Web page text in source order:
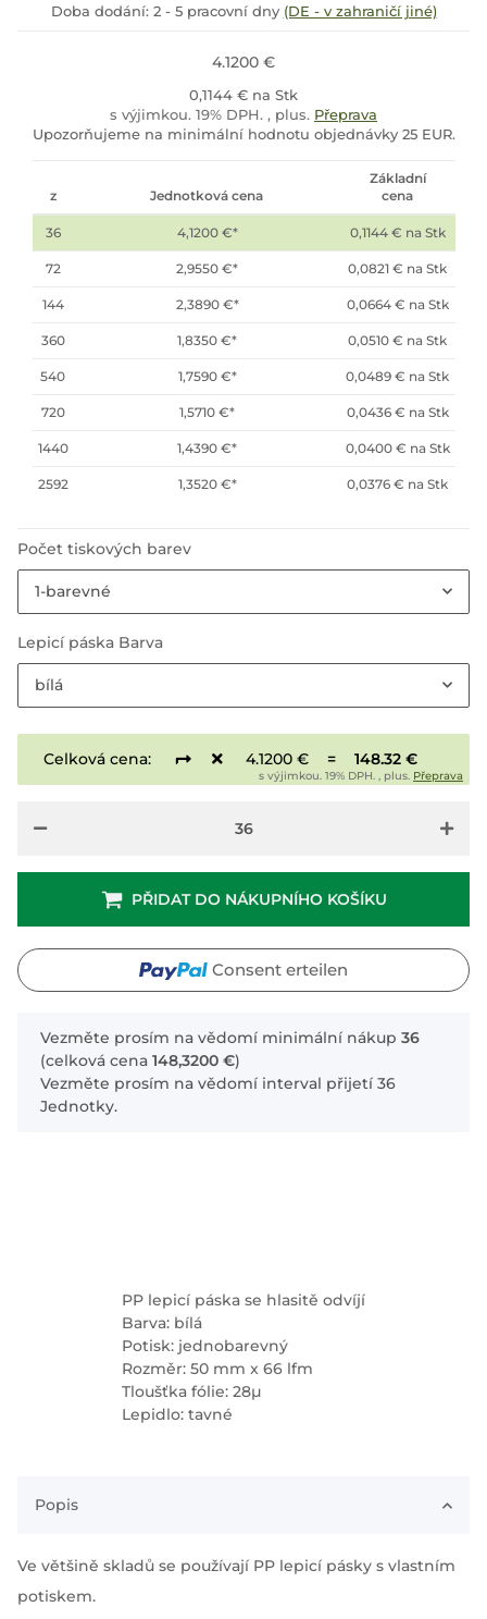
PP lepicí páska se hlasitě odvíjí
Barva: bílá
Potisk: jednobarevný
Rozměr: 50 mm x 66 lfm
Tloušťka fólie: 28µ
Lepidlo: tavné
Doba dodání: 2 - 5 pracovní dny (DE - v zahraničí jiné)
4.1200 €
0,1144 € na Stk
s výjimkou. 19% DPH. , plus. Přeprava
Upozorňujeme na minimální hodnotu objednávky 25 EUR.
z Jednotková cena
Základní
cena
36 4,1200 €* 0,1144 € na Stk
72 2,9550 €* 0,0821 € na Stk
144 2,3890 €* 0,0664 € na Stk
360 1,8350 €* 0,0510 € na Stk
540 1,7590 €* 0,0489 € na Stk
720 1,5710 €* 0,0436 € na Stk
1440 1,4390 €* 0,0400 € na Stk
2592 1,3520 €* 0,0376 € na Stk
Počet tiskových barev
1-barevné
Lepicí páska Barva
bílá
Celková cena: 4.1200 € = 148.32 €
s výjimkou. 19% DPH. , plus. Přeprava
PŘIDAT DO NÁKUPNÍHO KOŠÍKU
Consent erteilen
x
Vezměte prosím na vědomí minimální nákup 36
(celková cena 148,3200 €)
Vezměte prosím na vědomí interval přijetí 36
Jednotky.
Popis
Ve většině skladů se používají PP lepicí pásky s vlastním
potiskem.